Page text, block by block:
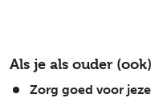
Als je als ouder
Zorg goed voor